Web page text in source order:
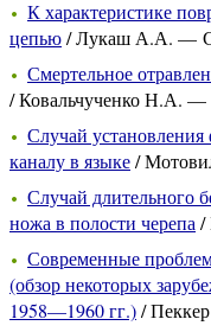
К характеристике
цепью/ Лукаш А.А. —
Смертельное
/ Ковальчученко Н.А. —
Случай
каналу в языке/
Случай длительного
ножа в полости черепа /
Современные
(обзор некоторых
1958—1960 гг.)/